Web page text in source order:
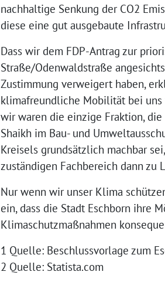
nachhaltige Senkung der CO2
diese eine gut ausgebaute
Dass wir dem FDP-Antrag zur
Straße/Odenwaldstraße
Zustimmung verweigert haben,
klimafreundliche Mobilität bei uns
wir waren die einzige Fraktion,
Shaikh im Bau- und
Kreisels grundsätzlich machbar
zuständigen Fachbereich dann zu
Nur wenn wir unser Klima
ein, dass die Stadt Eschborn ihre
Klimaschutzmaßnahmen
1 Quelle: Beschlussvorlage zum
2 Quelle: Statista.com